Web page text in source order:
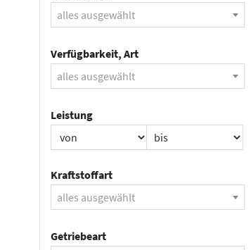
alles ausgewählt
Verfügbarkeit, Art
alles ausgewählt
Leistung
Kraftstoffart
alles ausgewählt
Getriebeart